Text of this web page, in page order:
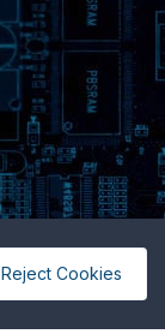
Reject Cookies